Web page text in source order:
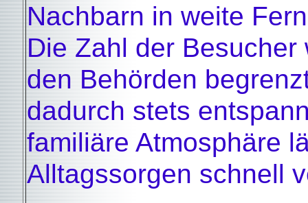
Nachbarn in weite
Die Zahl der Besucher
den Behörden
dadurch stets
familiäre Atmosphäre
Alltagssorgen schnell